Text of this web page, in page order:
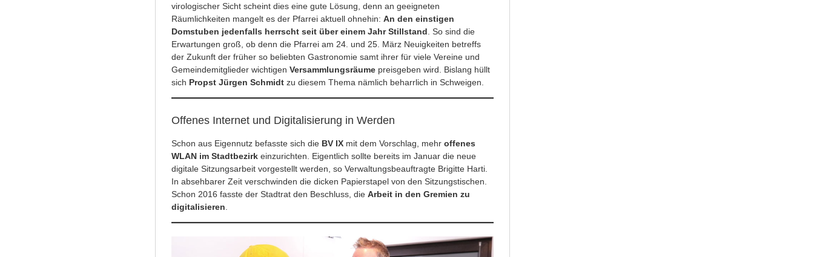
virologischer Sicht scheint dies eine gute Lösung, denn an geeigneten
Räumlichkeiten mangelt es der Pfarrei aktuell ohnehin: An den einstigen
Domstuben jedenfalls herrscht seit über einem Jahr Stillstand . So sind die
Erwartungen groß, ob denn die Pfarrei am 24. und 25. März Neuigkeiten betreffs
der Zukunft der früher so beliebten Gastronomie samt ihrer für viele Vereine und
Gemeindemitglieder wichtigen Versammlungsräume preisgeben wird. Bislang hüllt
sich Propst Jürgen Schmidtzu diesem Thema nämlich beharrlich in Schweigen.
Offenes Internet und Digitalisierung in Werden
Schon aus Eigennutz befasste sich die BV IX mit dem Vorschlag, mehr offenes
WLAN im Stadtbezirkeinzurichten. Eigentlich sollte bereits im Januar die neue
digitale Sitzungsarbeit vorgestellt werden, so Verwaltungsbeauftragte Brigitte Harti.
In absehbarer Zeit verschwinden die dicken Papierstapel von den Sitzungstischen.
Schon 2016 fasste der Stadtrat den Beschluss, die Arbeit in den Gremien zu
digitalisieren